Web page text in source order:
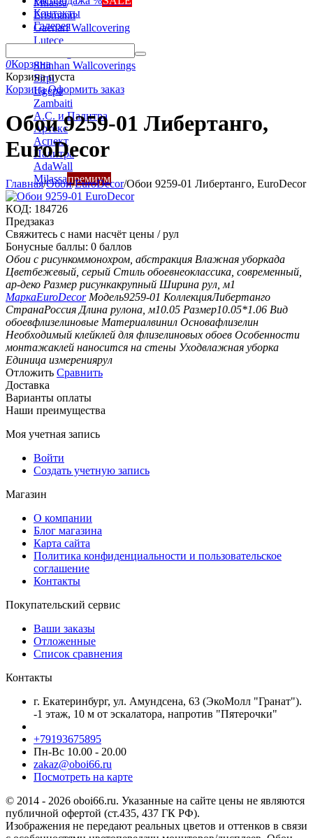
Milassa
Erismann
Gaenari Wallcovering
Lutece
Shinhan Wallcoverings
Sirpi
Ugepa
Zambaiti
А.С. и Палитра
Артекс
Аспект
Палитра
AdaWall
Milassaпремиум
Контакты
Галерея
0Корзина
Корзина пуста
Корзина Оформить заказ
Обои 9259-01 Либертанго,
EuroDecor
Главная/Обои/EuroDecor/Обои 9259-01 Либертанго, EuroDecor
КОД: 184726
Предзаказ
Свяжитесь с нами насчёт цены / рул
Бонусные баллы: 0 баллов
Обои с рисункоммонохром, абстракция Влажная уборкада
Цветбежевый, серый Стиль обоевнеоклассика, современный,
ар-деко Размер рисункакрупный Ширина рул, м1
МаркаEuroDecor Модель9259-01 КоллекцияЛибертанго
СтранаРоссия Длина рулона, м10.05 Размер10.05*1.06 Вид
обоевфлизелиновые Материалвинил Основафлизелин
Необходимый клейклей для флизелиновых обоев Особенности
монтажаклей наносится на стены Уходвлажная уборка
Единица измерениярул
Отложить Сравнить
Доставка
Варианты оплаты
Наши преимущества
Моя учетная запись
Войти
Создать учетную запись
Магазин
О компании
Блог магазина
Карта сайта
Политика конфиденциальности и пользовательское
соглашение
Контакты
Покупательский сервис
Ваши заказы
Отложенные
Список сравнения
Контакты
г. Екатеринбург, ул. Амундсена, 63 (ЭкоМолл "Гранат").
-1 этаж, 10 м от эскалатора, напротив "Пятерочки"
+79193675895
Пн-Вс 10.00 - 20.00
zakaz@oboi66.ru
Посмотреть на карте
© 2014 - 2026 oboi66.ru. Указанные на сайте цены не являются
публичной офертой (ст.435, 437 ГК РФ).
Изображения не передают реальных цветов и оттенков в связи